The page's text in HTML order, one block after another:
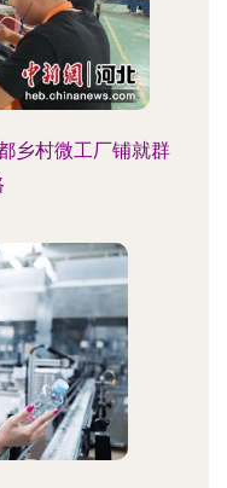
乡村微工厂铺就群